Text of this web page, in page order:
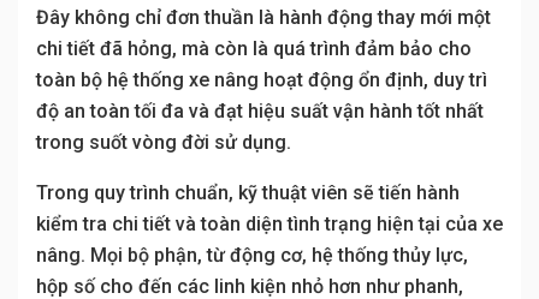
Đây không chỉ đơn thuần là hành động thay mới một
chi tiết đã hỏng, mà còn là quá trình đảm bảo cho
toàn bộ hệ thống xe nâng hoạt động ổn định, duy trì
độ an toàn tối đa và đạt hiệu suất vận hành tốt nhất
trong suốt vòng đời sử dụng.
Trong quy trình chuẩn, kỹ thuật viên sẽ tiến hành
kiểm tra chi tiết và toàn diện tình trạng hiện tại của xe
nâng. Mọi bộ phận, từ động cơ, hệ thống thủy lực,
hộp số cho đến các linh kiện nhỏ hơn như phanh,